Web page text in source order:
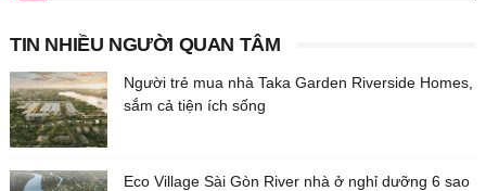
TIN NHIỀU NGƯỜI QUAN TÂM
Người trẻ mua nhà Taka Garden Riverside Homes,
sắm cả tiện ích sống
Eco Village Sài Gòn River nhà ở nghỉ dưỡng 6 sao